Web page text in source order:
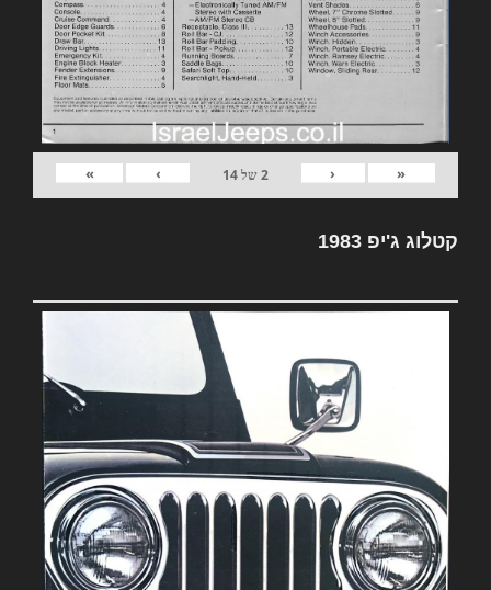
«
‹
2של14
›
»
קטלוג ג'יפ 1983